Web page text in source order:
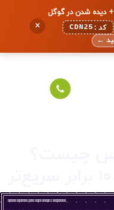
کد: CDN25
←
×